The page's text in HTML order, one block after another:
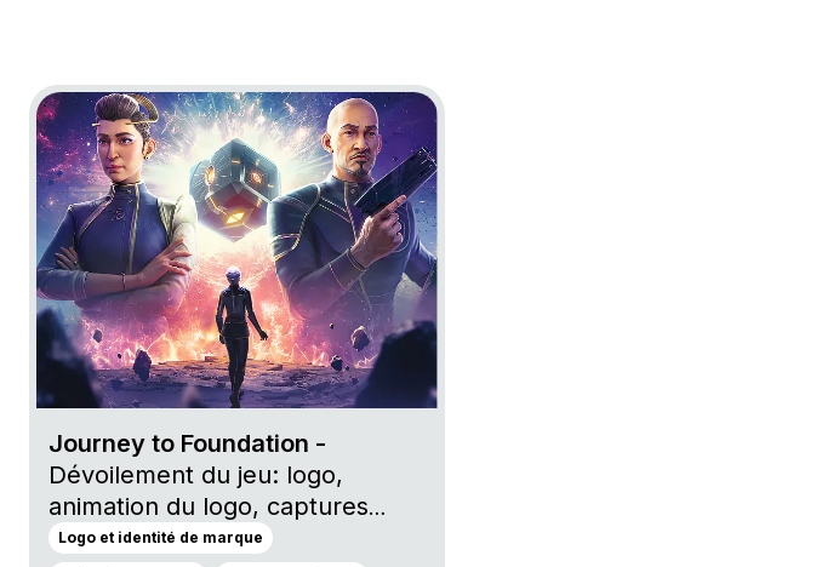
Go to project Journey to Foundation
Journey to Foundation -
Dévoilement du jeu: logo,
animation du logo, captures
d'écran, hero art
Logo et identité de marque